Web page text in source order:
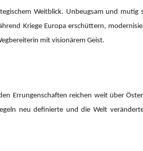
Weitblick. Unbeugsam und mutig
Kriege Europa erschüttern,
mit visionärem Geist.
Errungenschaften reichen weit über
neu definierte und die Welt